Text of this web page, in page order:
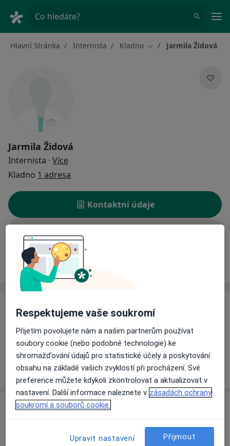
Co hledáte?
Hlavní Stránka Internista Kladno Změna města
Jarmila Židová
Jarmila Židová
Internista · Více
Kladno 1 adresa
Kontaktní údaje
Ceník Adresy
Ceník
Informace o službách a cenách nejsou k dispozici
Tento specialista ještě nepřidával žádné informace o
svých službách.
Adresa
Respektujeme vaše soukromí
Přijetím povolujete nám a našim partnerům používat
soubory cookie (nebo podobné technologie) ke
shromažďování údajů pro statistické účely a poskytování
obsahu na základě vašich zvyklostí při procházení. Své
preference můžete kdykoli zkontrolovat a aktualizovat v
nastavení. Další informace naleznete v zásadách ochrany
soukromí a souborů cookie.
Upravit nastavení Přijmout